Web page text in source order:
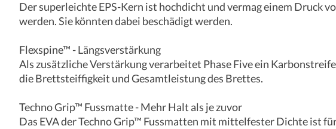
Der superleichte EPS-Kern ist hochdicht und vermag einem Druck
werden. Sie könnten dabei beschädigt werden.
Flexspine™ - Längsverstärkung
Als zusätzliche Verstärkung verarbeitet Phase Five ein
die Brettsteiffigkeit und Gesamtleistung des Brettes.
Techno Grip™ Fussmatte - Mehr Halt als je zuvor
Das EVA der Techno Grip™ Fussmatten mit mittelfester Dichte ist